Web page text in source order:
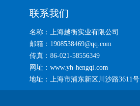
联系我们
名称：上海越衡实业有限公司
邮箱：1908538469@qq.com
传真：86-021-58556349
网址：www.yh-hengqi.com
地址：上海市浦东新区川沙路3611号